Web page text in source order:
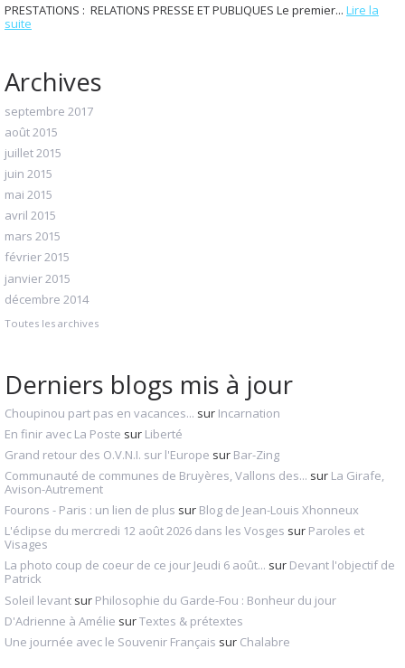
PRESTATIONS : RELATIONS PRESSE ET PUBLIQUES Le premier... Lire la
suite
Archives
septembre 2017
août 2015
juillet 2015
juin 2015
mai 2015
avril 2015
mars 2015
février 2015
janvier 2015
décembre 2014
Toutes les archives
Derniers blogs mis à jour
Choupinou part pas en vacances... sur Incarnation
En finir avec La Poste sur Liberté
Grand retour des O.V.N.I. sur l'Europe sur Bar-Zing
Communauté de communes de Bruyères, Vallons des... sur La Girafe,
Avison-Autrement
Fourons - Paris : un lien de plus sur Blog de Jean-Louis Xhonneux
L'éclipse du mercredi 12 août 2026 dans les Vosges sur Paroles et
Visages
La photo coup de coeur de ce jour Jeudi 6 août... sur Devant l'objectif de
Patrick
Soleil levant sur Philosophie du Garde-Fou : Bonheur du jour
D'Adrienne à Amélie surTextes & prétextes
Une journée avec le Souvenir Français sur Chalabre